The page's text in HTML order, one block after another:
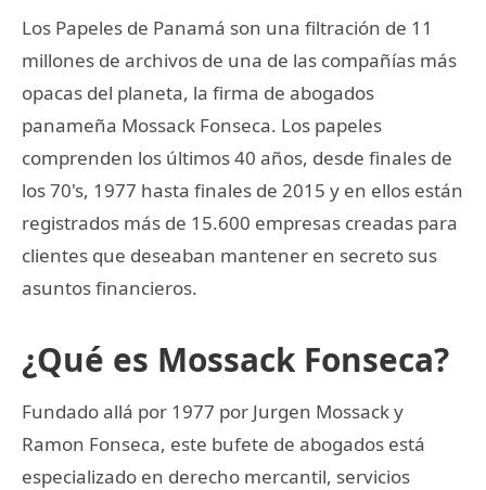
Los Papeles de Panamá son una filtración de 11
millones de archivos de una de las compañías más
opacas del planeta, la firma de abogados
panameña Mossack Fonseca. Los papeles
comprenden los últimos 40 años, desde finales de
los 70's, 1977 hasta finales de 2015 y en ellos están
registrados más de 15.600 empresas creadas para
clientes que deseaban mantener en secreto sus
asuntos financieros.
¿Qué es Mossack Fonseca?
Fundado allá por 1977 por Jurgen Mossack y
Ramon Fonseca, este bufete de abogados está
especializado en derecho mercantil, servicios